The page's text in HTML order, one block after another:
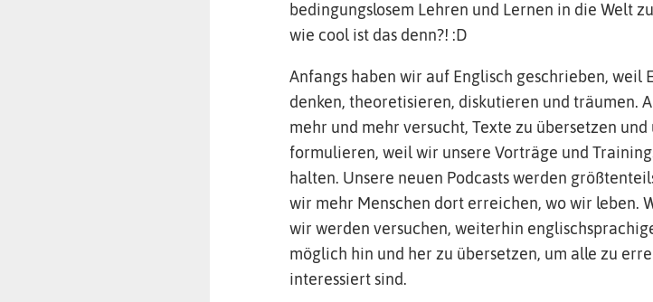
bedingungslosem Lehren und Lernen in die Welt
wie cool ist das denn?! :D
Anfangs haben wir auf Englisch geschrieben, weil
denken, theoretisieren, diskutieren und träumen.
mehr und mehr versucht, Texte zu übersetzen
formulieren, weil wir unsere Vorträge und
halten. Unsere neuen Podcasts werden
wir mehr Menschen dort erreichen, wo wir leben.
wir werden versuchen, weiterhin
möglich hin und her zu übersetzen, um alle zu
interessiert sind.